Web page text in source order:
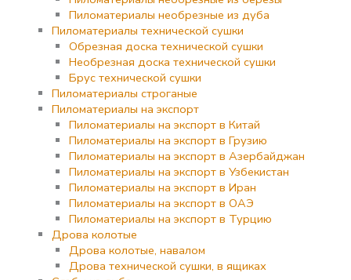
Пиломатериалы необрезные из дуба
Пиломатериалы технической сушки
Обрезная доска технической сушки
Необрезная доска технической сушки
Брус технической сушки
Пиломатериалы строганые
Пиломатериалы на экспорт
Пиломатериалы на экспорт в Китай
Пиломатериалы на экспорт в Грузию
Пиломатериалы на экспорт в Азербайджан
Пиломатериалы на экспорт в Узбекистан
Пиломатериалы на экспорт в Иран
Пиломатериалы на экспорт в ОАЭ
Пиломатериалы на экспорт в Турцию
Дрова колотые
Дрова колотые, навалом
Дрова технической сушки, в ящиках